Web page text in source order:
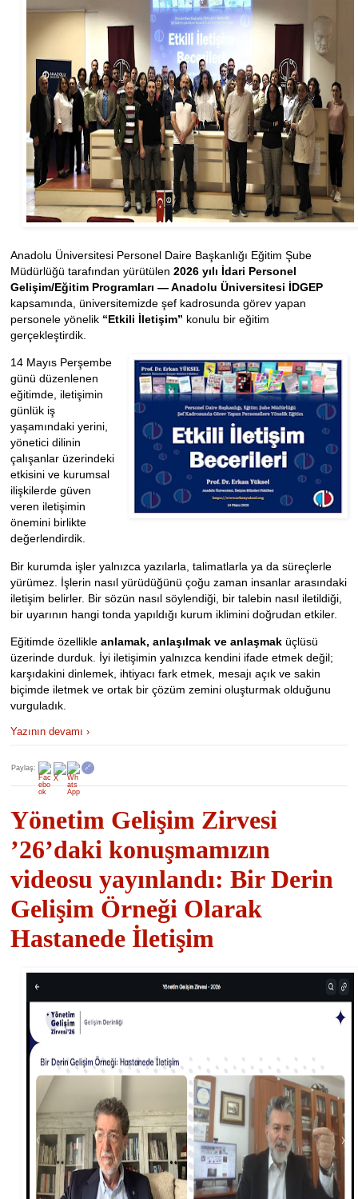
Anadolu Üniversitesi Personel Daire Başkanlığı Eğitim Şube
Müdürlüğü tarafından yürütülen 2026 yılı İdari Personel
Gelişim/Eğitim Programları — Anadolu Üniversitesi İDGEP
kapsamında, üniversitemizde şef kadrosunda görev yapan
personele yönelik “Etkili İletişim” konulu bir eğitim
gerçekleştirdik.
14 Mayıs Perşembe
günü düzenlenen
eğitimde, iletişimin
günlük iş
yaşamındaki yerini,
yönetici dilinin
çalışanlar üzerindeki
etkisini ve kurumsal
ilişkilerde güven
veren iletişimin
önemini birlikte
değerlendirdik.
Bir kurumda işler yalnızca yazılarla, talimatlarla ya da süreçlerle
yürümez. İşlerin nasıl yürüdüğünü çoğu zaman insanlar arasındaki
iletişim belirler. Bir sözün nasıl söylendiği, bir talebin nasıl iletildiği,
bir uyarının hangi tonda yapıldığı kurum iklimini doğrudan etkiler.
Eğitimde özellikle anlamak, anlaşılmak ve anlaşmak üçlüsü
üzerinde durduk. İyi iletişimin yalnızca kendini ifade etmek değil;
karşıdakini dinlemek, ihtiyacı fark etmek, mesajı açık ve sakin
biçimde iletmek ve ortak bir çözüm zemini oluşturmak olduğunu
vurguladık.
Yazının devamı ›
Paylaş: 🔗
Yönetim Gelişim Zirvesi
’26’daki konuşmamızın
videosu yayınlandı: Bir Derin
Gelişim Örneği Olarak
Hastanede İletişim